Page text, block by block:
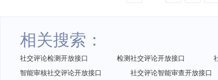
相关搜索：
社交评论检测开放接口 检测社交评论开放接口
智能审核社交评论开放接口
社交评论智能审查开放接口